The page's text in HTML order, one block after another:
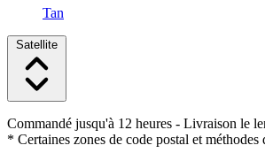
Tan
Satellite
Commandé jusqu'à 12 heures - Livraison le
* Certaines zones de code postal et méthodes